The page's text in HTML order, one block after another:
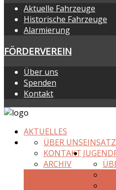
Aktuelle Fahrzeuge
Historische Fahrzeuge
Alarmierung
FÖRDERVEREIN
Über uns
Spenden
Kontakt
AKTUELLES
ÜBER UNS
KONTAKT
ARCHIV